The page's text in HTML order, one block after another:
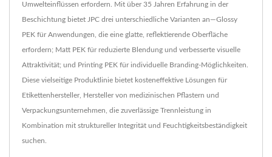
Umwelteinflüssen erfordern. Mit über 35 Jahren Erfahrung in der
Beschichtung bietet JPC drei unterschiedliche Varianten an—Glossy
PEK für Anwendungen, die eine glatte, reflektierende Oberfläche
erfordern; Matt PEK für reduzierte Blendung und verbesserte visuelle
Attraktivität; und Printing PEK für individuelle Branding-Möglichkeiten.
Diese vielseitige Produktlinie bietet kosteneffektive Lösungen für
Etikettenhersteller, Hersteller von medizinischen Pflastern und
Verpackungsunternehmen, die zuverlässige Trennleistung in
Kombination mit struktureller Integrität und Feuchtigkeitsbeständigkeit
suchen.